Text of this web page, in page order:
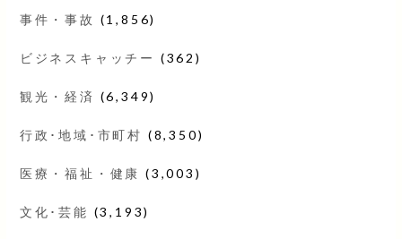
事件・事故 (1,856)
ビジネスキャッチー (362)
観光・経済 (6,349)
行政･地域･市町村 (8,350)
医療・福祉・健康 (3,003)
文化･芸能 (3,193)